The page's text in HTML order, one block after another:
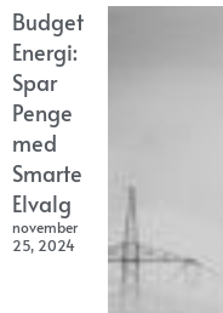
Budget
Energi:
Spar
Penge
med
Smarte
Elvalg
november
25, 2024